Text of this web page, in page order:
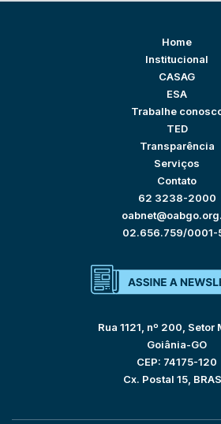
Home
Institucional
CASAG
ESA
Trabalhe
TED
Transparência
Serviços
Contato
62 3238-2000
02.656.759/0001-
Rua 1121, nº 200, Setor
Goiânia-GO
CEP: 74175-120
Cx. Postal 15,